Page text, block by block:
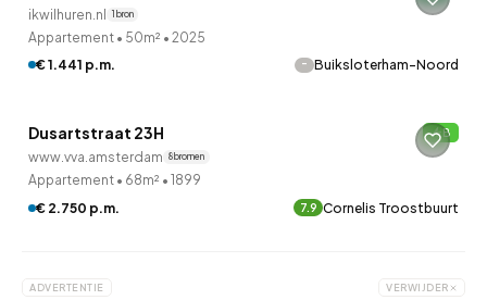
ikwilhuren.nl
1 bron
Appartement • 50m² • 2025
€ 1.441 p.m.
- Buiksloterham-Noord
Onder bod
QUICKLANE™
Dusartstraat 23H B
www.vva.amsterdam 8 bronnen
Appartement • 68m² • 1899
€ 2.750 p.m.
7.9 Cornelis Troostbuurt
ADVERTENTIE VERWIJDER